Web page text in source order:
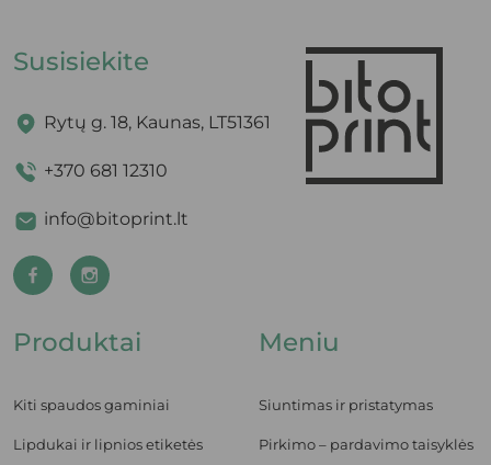
Produktai
Kiti spaudos gaminiai
Lipdukai ir lipnios etiketės
Meniu
Siuntimas ir pristatymas
Pirkimo – pardavimo taisyklės
Susisiekite
Rytų g. 18, Kaunas, LT51361
+370 681 12310
info@bitoprint.lt